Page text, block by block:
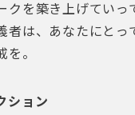
クを築き上げていっ
者は、あなたにとっ
を。
ション